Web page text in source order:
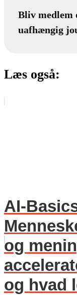
Bliv medlem
uafhængig
Læs også:
AI-
og
og hvad